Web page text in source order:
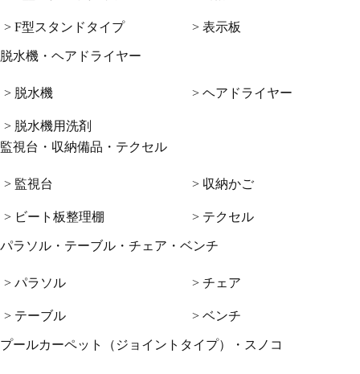
> F型スタンドタイプ > 表示板
脱水機・ヘアドライヤー
> 脱水機
> 脱水機用洗剤
> ヘアドライヤー
監視台・収納備品・テクセル
> 監視台
> ビート板整理棚
> 収納かご
> テクセル
パラソル・テーブル・チェア・ベンチ
> パラソル
> テーブル
> チェア
> ベンチ
プールカーペット（ジョイントタイプ）・スノコ